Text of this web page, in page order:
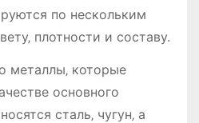
по нескольким
плотности и составу.
металлы‚ которые
основного
сталь‚ чугун‚ а